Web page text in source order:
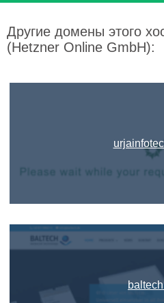
Другие домены этого
(Hetzner Online GmbH):